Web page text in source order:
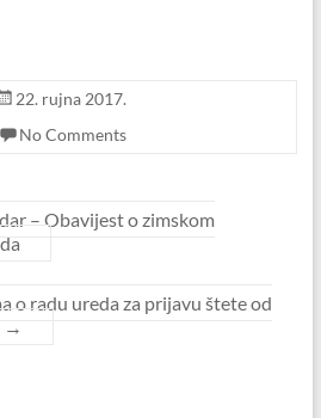
22. rujna 2017.
No Comments
– Obavijest o zimskom
o radu ureda za prijavu štete od
→